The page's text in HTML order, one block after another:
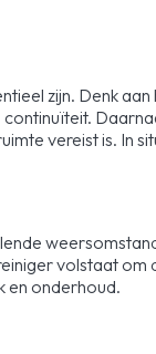
zijn. Denk
vereist is. In
volstaat om
en onderhoud.